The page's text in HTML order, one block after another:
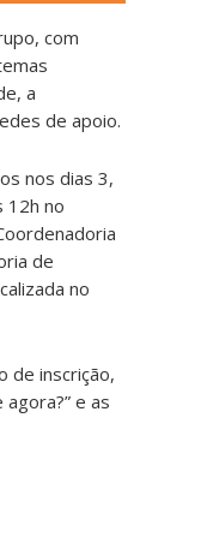
com
a
de apoio.
nos dias 3,
12h no
de
no
de inscrição,
e as